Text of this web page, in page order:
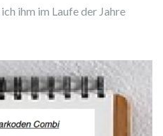
ihm im Laufe der Jahre